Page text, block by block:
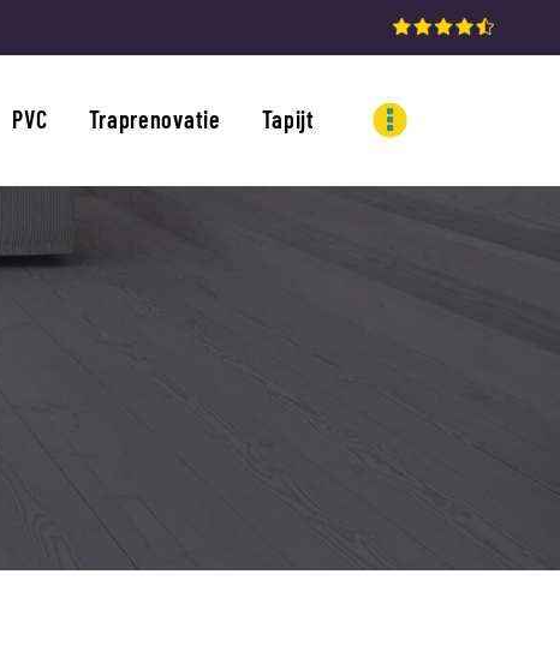
PVC Traprenovatie Tapijt